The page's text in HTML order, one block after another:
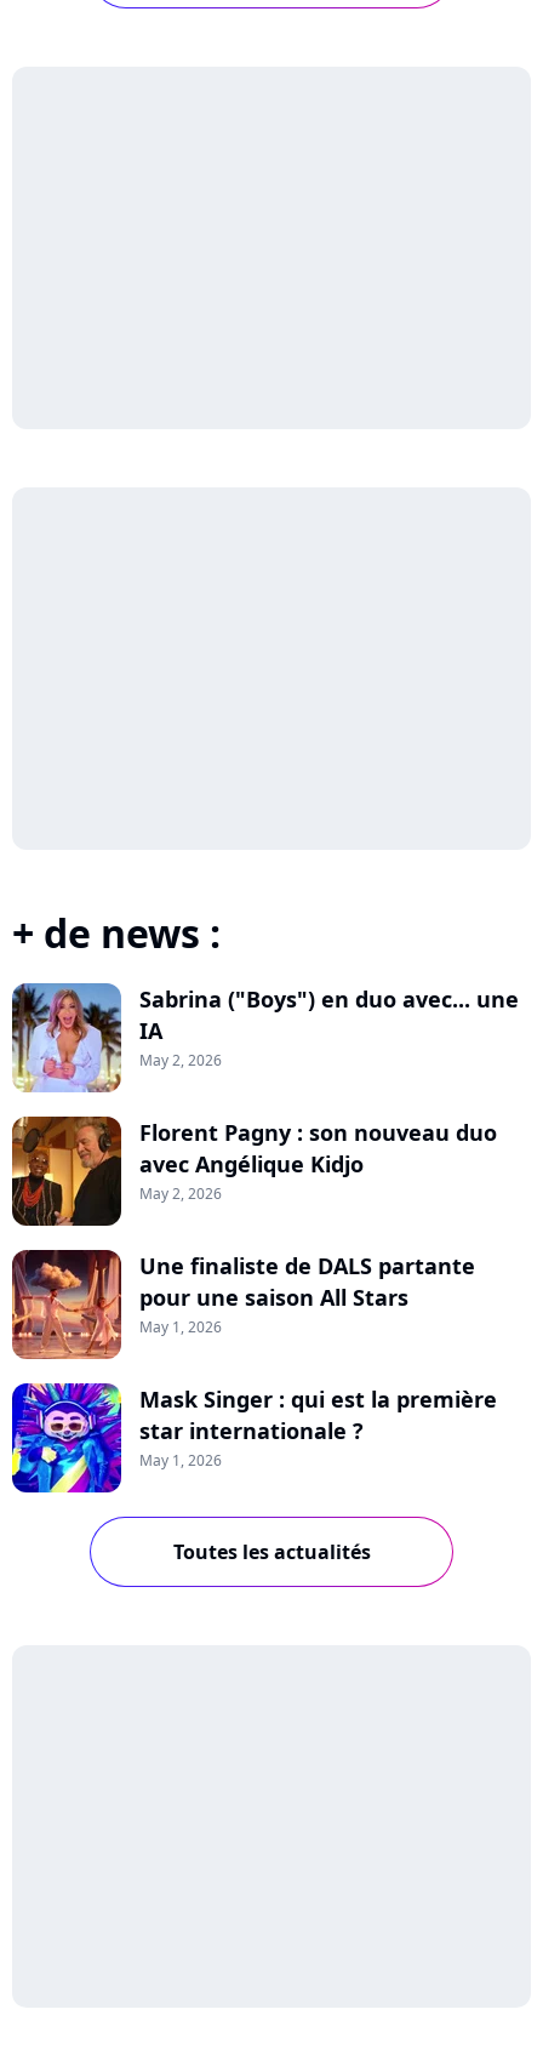
+ de news :
Sabrina ("Boys") en duo avec... une
IA
May 2, 2026
Florent Pagny : son nouveau duo
avec Angélique Kidjo
May 2, 2026
Une finaliste de DALS partante
pour une saison All Stars
May 1, 2026
Mask Singer : qui est la première
star internationale ?
May 1, 2026
Toutes les actualités